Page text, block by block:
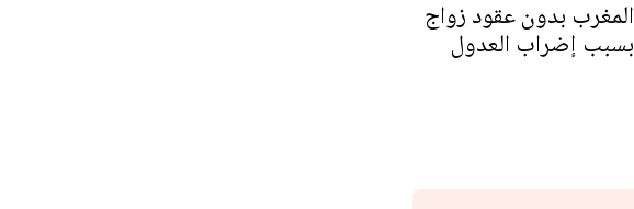
المغرب بدون عقود زواج
بسبب إضراب العدول